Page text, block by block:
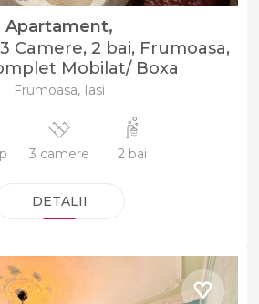
Apartament,
Camere, 2 bai, Frumoasa,
Mobilat/ Boxa
Frumoasa, Iasi
3 camere 2 bai
DETALII